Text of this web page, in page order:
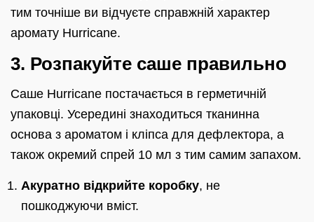
тим точніше ви відчуєте справжній характер
аромату Hurricane.
3. Розпакуйте саше правильно
Саше Hurricane постачається в герметичній
упаковці. Усередині знаходиться тканинна
основа з ароматом і кліпса для дефлектора, а
також окремий спрей 10 мл з тим самим запахом.
Акуратно відкрийте коробку, не
пошкоджуючи вміст.